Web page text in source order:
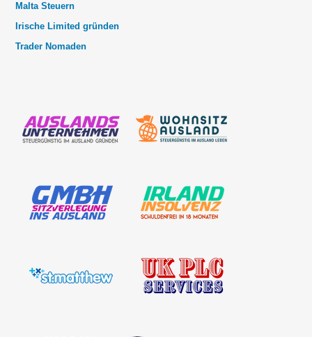
Malta Steuern
Irische Limited gründen
Trader Nomaden